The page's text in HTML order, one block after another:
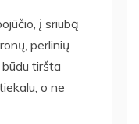
į sriubą
perlinių
tiršta
o ne